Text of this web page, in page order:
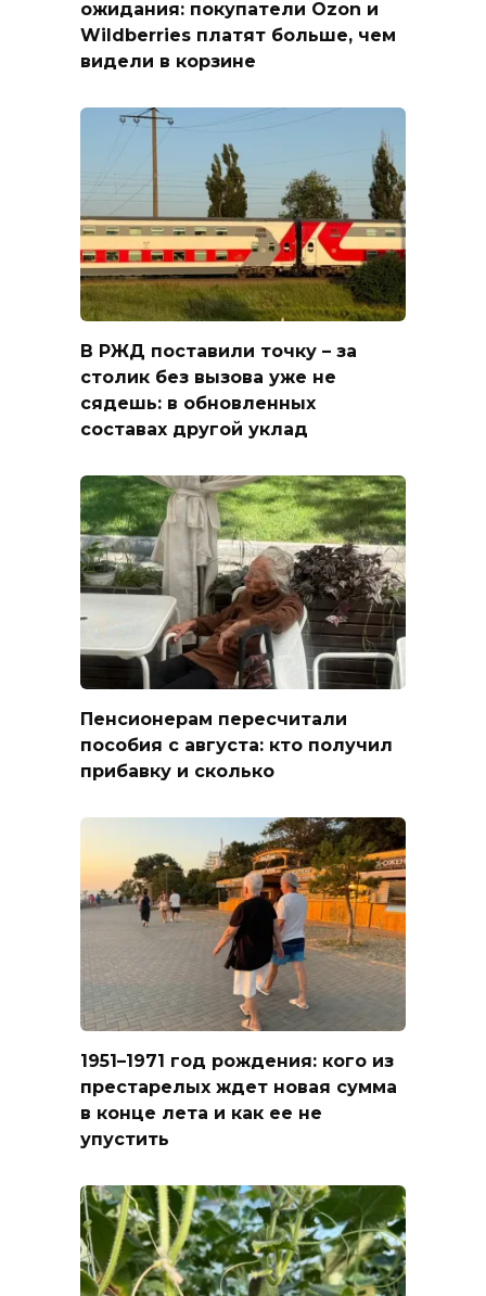
ожидания: покупатели Ozon и
Wildberries платят больше, чем
видели в корзине
В РЖД поставили точку – за
столик без вызова уже не
сядешь: в обновленных
составах другой уклад
Пенсионерам пересчитали
пособия с августа: кто получил
прибавку и сколько
1951–1971 год рождения: кого из
престарелых ждет новая сумма
в конце лета и как ее не
упустить